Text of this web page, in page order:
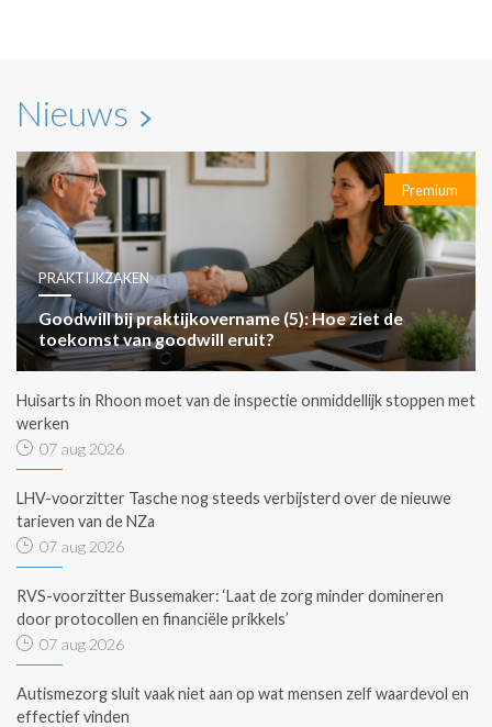
Nieuws
Premium
PRAKTIJKZAKEN
Goodwill bij praktijkovername (5): Hoe ziet de
toekomst van goodwill eruit?
Huisarts in Rhoon moet van de inspectie onmiddellijk stoppen met
werken
07 aug 2026
LHV-voorzitter Tasche nog steeds verbijsterd over de nieuwe
tarieven van de NZa
07 aug 2026
RVS-voorzitter Bussemaker: ‘Laat de zorg minder domineren
door protocollen en financiële prikkels’
07 aug 2026
Autismezorg sluit vaak niet aan op wat mensen zelf waardevol en
effectief vinden